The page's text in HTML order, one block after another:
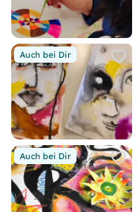
Auch bei Dir
Auch bei Dir